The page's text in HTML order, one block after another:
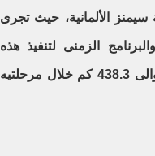
الألمانية، حيث تجرى
الزمنى لتنفيذ هذه
الأعمال، على امتداد مسار المشروع الممتد بطوال حوالى 438.3 كم خلال مرحلتيه